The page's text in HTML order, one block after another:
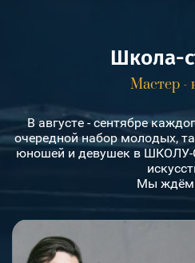
Школа-
Мастер -
В августе - сентябре
очередной набор молодых,
юношей и девушек в
Мы ждём